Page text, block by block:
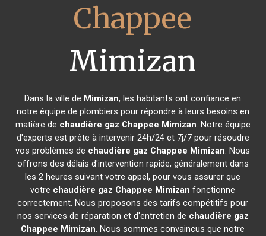
Chappee
Mimizan
Dans la ville de Mimizan, les habitants ont confiance en
notre équipe de plombiers pour répondre à leurs besoins en
matière de chaudière gaz Chappee Mimizan. Notre équipe
d'experts est prête à intervenir 24h/24 et 7j/7 pour résoudre
vos problèmes de chaudière gaz Chappee Mimizan. Nous
offrons des délais d'intervention rapide, généralement dans
les 2 heures suivant votre appel, pour vous assurer que
votre chaudière gaz Chappee Mimizan fonctionne
correctement. Nous proposons des tarifs compétitifs pour
nos services de réparation et d'entretien de chaudière gaz
Chappee Mimizan. Nous sommes convaincus que notre